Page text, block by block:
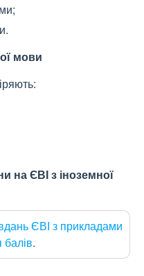
мови
на ЄВІ з іноземної
ЄВІ з прикладами
.